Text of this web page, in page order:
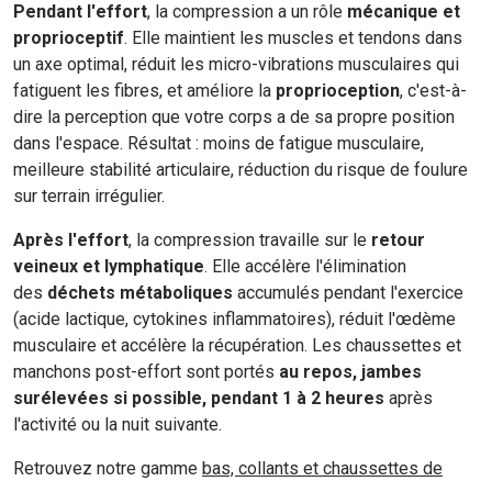
Pendant l'effort, la compression a un rôle mécanique et
proprioceptif. Elle maintient les muscles et tendons dans
un axe optimal, réduit les micro-vibrations musculaires qui
fatiguent les fibres, et améliore la proprioception, c'est-à-
dire la perception que votre corps a de sa propre position
dans l'espace. Résultat : moins de fatigue musculaire,
meilleure stabilité articulaire, réduction du risque de foulure
sur terrain irrégulier.
Après l'effort, la compression travaille sur le retour
veineux et lymphatique. Elle accélère l'élimination
des déchets métaboliques accumulés pendant l'exercice
(acide lactique, cytokines inflammatoires), réduit l'œdème
musculaire et accélère la récupération. Les chaussettes et
manchons post-effort sont portés au repos, jambes
surélevées si possible, pendant 1 à 2 heures après
l'activité ou la nuit suivante.
Retrouvez notre gamme bas, collants et chaussettes de